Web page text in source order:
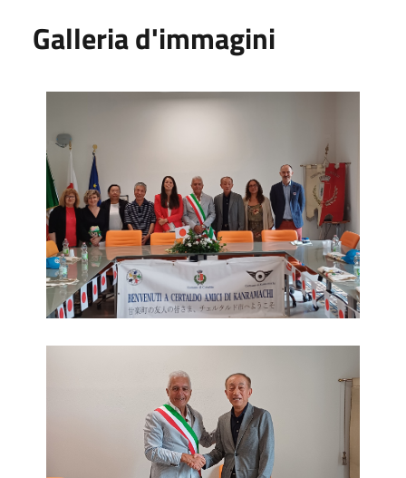
Galleria d'immagini